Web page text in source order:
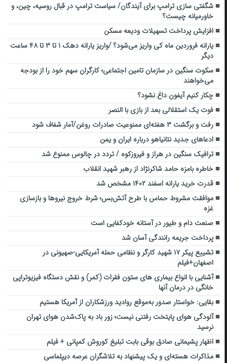
شگفتی سازی ترامپ برای آیندگان/ سیاست‌ ترامپ در قبال روسیه، چین، و
خاورمیانه چیست؟
افزایش پرداخت تسهیلات ودیعه مسکن
یارانه فروردین ماه کی واریز می‌شود؟ /واریز یارانه دهک ۱ تا ۳ تا ۴۸ ساعت
دیگر
سکوت سنگین در سازمان تامین اجتماعی؛ کارگران سهم خود را از بودجه
می‌خواهند
چکار کنیم آیفون داغ نشود؟
فوت یک استقلالی بعد از بازی با النصر
رفت و برگشت ۳ هفته‌ای ممنوعیت صادرات روغن/آمار شفاف شود
ادعا‌های جدید نتانیاهو درباره ایران و یمن
ترافیک سنگین در هراز و فیروزکوه / تردد در چالوس ممنوع شد
خاطره بامزه حامد شاکرنژاد از رهبر شهید انقلاب
قدرت خرید یارانه اسفند ۱۴۰۲ مشخص شد
موافقت مشروط حماس با طرح آتش‌بس؛ شرط خروج نیروها و بازسازی
غزه
صنعت دام و طیور در آستانه خودکفایی است
پرداخت جریمه رانندگی آسان شد
تشییع پیکر ۱۷ شهید کارگر و نظامی حمله آمریکایی‌-صهیونی در
اصفهان+فیلم
آشنایی با انواع بیماری های ستون فقرات (کمر) و نقش دستگاه فیزیوتراپی
خانگی در درمان آنها
بقایی: خواستار صدور به‌موقع روادید ورزشکاران از آمریکا هستیم
آلودگی هوای پایتخت رفتنی نیست؛ زور باد به پاک‌شدن هوای تهران
نرسید
اظهار پشیمانی صادق بوقی بابت تبلیغ کوروش کمپانی + فیلم
مذاکرات هسته‌ای و یک پیشنهاد به تلاشگران عرصه دیپلماسی